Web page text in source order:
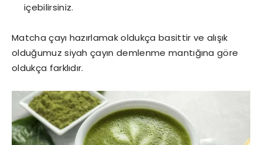
içebilirsiniz.
Matcha çayı hazırlamak oldukça basittir ve alışık
olduğumuz siyah çayın demlenme mantığına göre
oldukça farklıdır.